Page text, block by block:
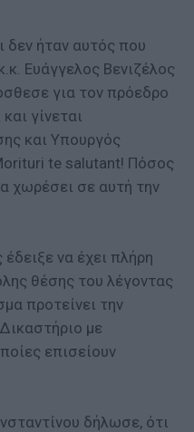
δεν ήταν αυτός που
Ευάγγελος Βενιζέλος
για τον πρόεδρο
γίνεται
και Υπουργός
te salutant! Πόσος
χωρέσει σε αυτή την
να έχει πλήρη
θέσης του λέγοντας
προτείνει την
με
επισείουν
δήλωσε, ότι